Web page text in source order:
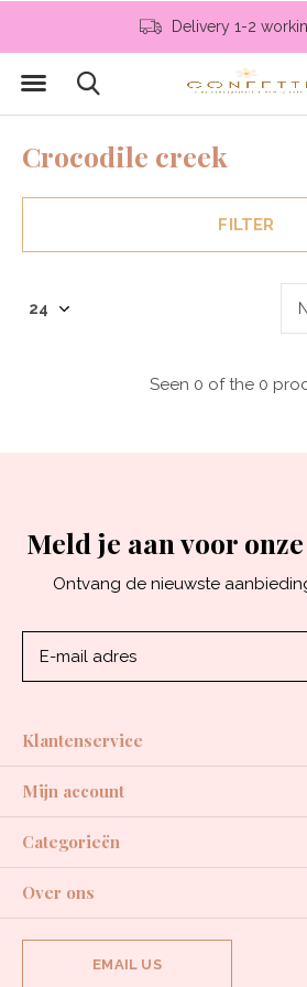
Delivery 1-2
Crocodile creek
FILTER
Seen 0 of the 0
Meld je aan voor
Ontvang de nieuwste
Klantenservice
Mijn account
Categorieën
Over ons
EMAIL US